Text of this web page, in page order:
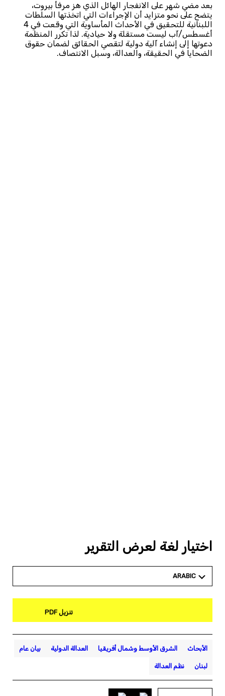
بعد مضي شهر على الانفجار الهائل الذي هز مرفأ بيروت،
يتضح على نحو متزايد أن الإجراءات التي اتخذتها السلطات
اللبنانية للتحقيق في الأحداث المأساوية التي وقعت في 4
أغسطس/آب ليست مستقلة ولا حيادية. لذا تكرر المنظمة
دعوتها إلى إنشاء آلية دولية لتقصي الحقائق لضمان حقوق
الضحايا في الحقيقة، والعدالة، وسبل الانتصاف.
اختيار لغة لعرض التقرير
ARABIC
تنزيل PDF
الأبحاث الشرق الأوسط وشمال أفريقيا العدالة الدولية بيان عام
لبنان نظم العدالة